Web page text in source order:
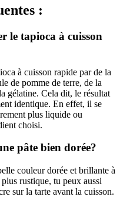
:
le tapioca à cuisson
à cuisson rapide par de la
de pomme de terre, de la
gélatine. Cela dit, le résultat
identique. En effet, il se
plus liquide ou
choisi.
pâte bien dorée?
couleur dorée et brillante à
rustique, tu peux aussi
sur la tarte avant la cuisson.